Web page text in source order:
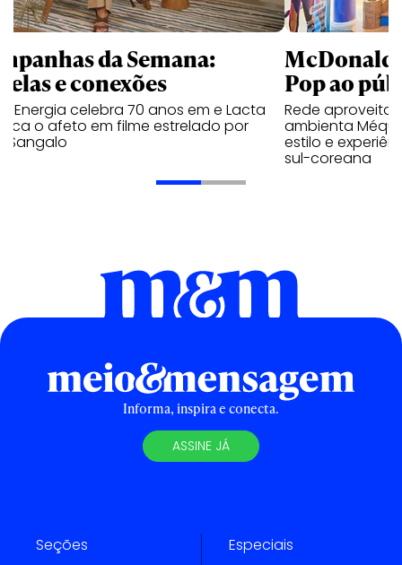
da Semana:
e conexões
Energia celebra 70 anos em e Lacta
o afeto em filme estrelado por
Sangalo
Pop ao
Rede aproveita
ambienta Méqui
estilo e
sul-coreana
Informa, inspira e conecta.
ASSINE JÁ
Seções Especiais